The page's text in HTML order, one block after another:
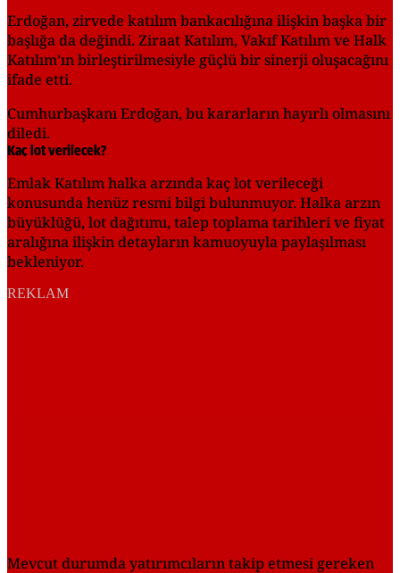
Erdoğan, zirvede katılım bankacılığına ilişkin başka bir
başlığa da değindi. Ziraat Katılım, Vakıf Katılım ve Halk
Katılım’ın birleştirilmesiyle güçlü bir sinerji oluşacağını
ifade etti.
Cumhurbaşkanı Erdoğan, bu kararların hayırlı olmasını
diledi.
Kaç lot verilecek?
Emlak Katılım halka arzında kaç lot verileceği
konusunda henüz resmi bilgi bulunmuyor. Halka arzın
büyüklüğü, lot dağıtımı, talep toplama tarihleri ve fiyat
aralığına ilişkin detayların kamuoyuyla paylaşılması
bekleniyor.
REKLAM
Mevcut durumda yatırımcıların takip etmesi gereken